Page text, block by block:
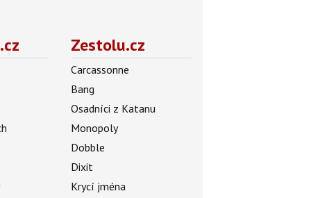
Zestolu.cz
Carcassonne
Bang
Osadníci z Katanu
Monopoly
Dobble
Dixit
Krycí jména